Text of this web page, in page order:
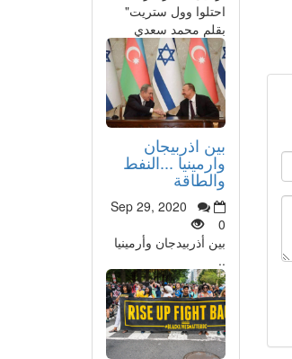
احتلوا وول ستريت"
بقلم محمد سعدي
بين اذربيجان
وارمينيا ...النفط
والطاقة
Sep 29, 2020
0
بين أذربيدجان وأرمينيا
..